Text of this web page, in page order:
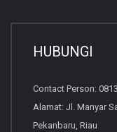
HUBUNGI
Contact Person:
Alamat: Jl. Manyar
Pekanbaru, Riau